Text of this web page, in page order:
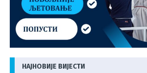
НАЈНОВИЈЕ ВИЈЕСТИ